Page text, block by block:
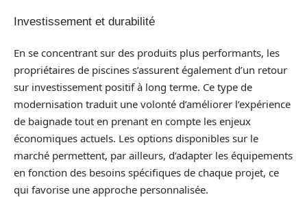
Investissement et durabilité
En se concentrant sur des produits plus performants, les
propriétaires de piscines s’assurent également d’un retour
sur investissement positif à long terme. Ce type de
modernisation traduit une volonté d’améliorer l’expérience
de baignade tout en prenant en compte les enjeux
économiques actuels. Les options disponibles sur le
marché permettent, par ailleurs, d’adapter les équipements
en fonction des besoins spécifiques de chaque projet, ce
qui favorise une approche personnalisée.